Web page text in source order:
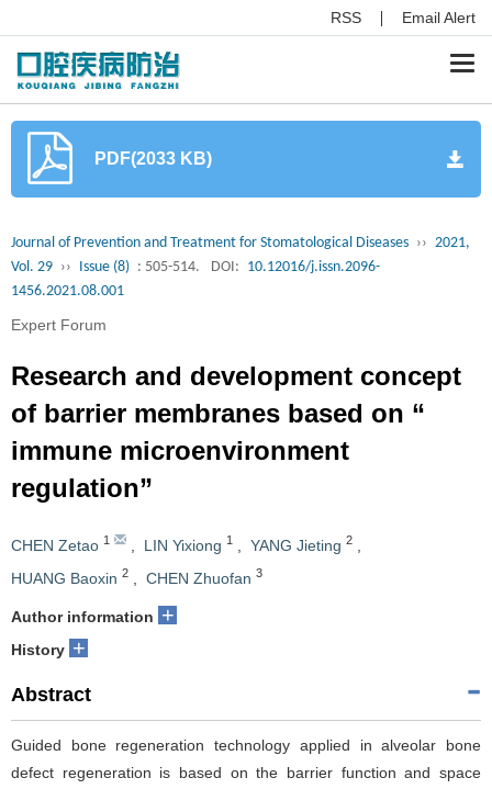
RSS Email Alert
PDF(2033 KB)
Journal of Prevention and Treatment for Stomatological Diseases ›› 2021,
Vol. 29 ›› Issue (8) : 505-514. DOI: 10.12016/j.issn.2096-
1456.2021.08.001
Expert Forum
Research and development concept
of barrier membranes based on “
immune microenvironment
regulation”
CHEN Zetao 1 LIN Yixiong 1 YANG Jieting 2
HUANG Baoxin 2 CHEN Zhuofan 3
Author information +
History +
Abstract
Guided bone regeneration technology applied in alveolar bone
defect regeneration is based on the barrier function and space